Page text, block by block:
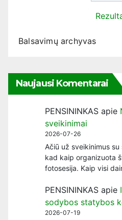
Balsavimų archyvas
Naujausi Komentarai
PENSININKAS apie
sveikinimai
2026-07-26
Ačiū už sveikinimus
kad kaip organizuota
fotosesija. Kaip visi
PENSININKAS apie
sodybos statybos
2026-07-19